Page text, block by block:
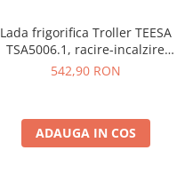
Lada frigorifica Troller TEESA
TSA5006.1, racire-incalzire
35L, alimentare bricheta auto
542,90 RON
ADAUGA IN COS